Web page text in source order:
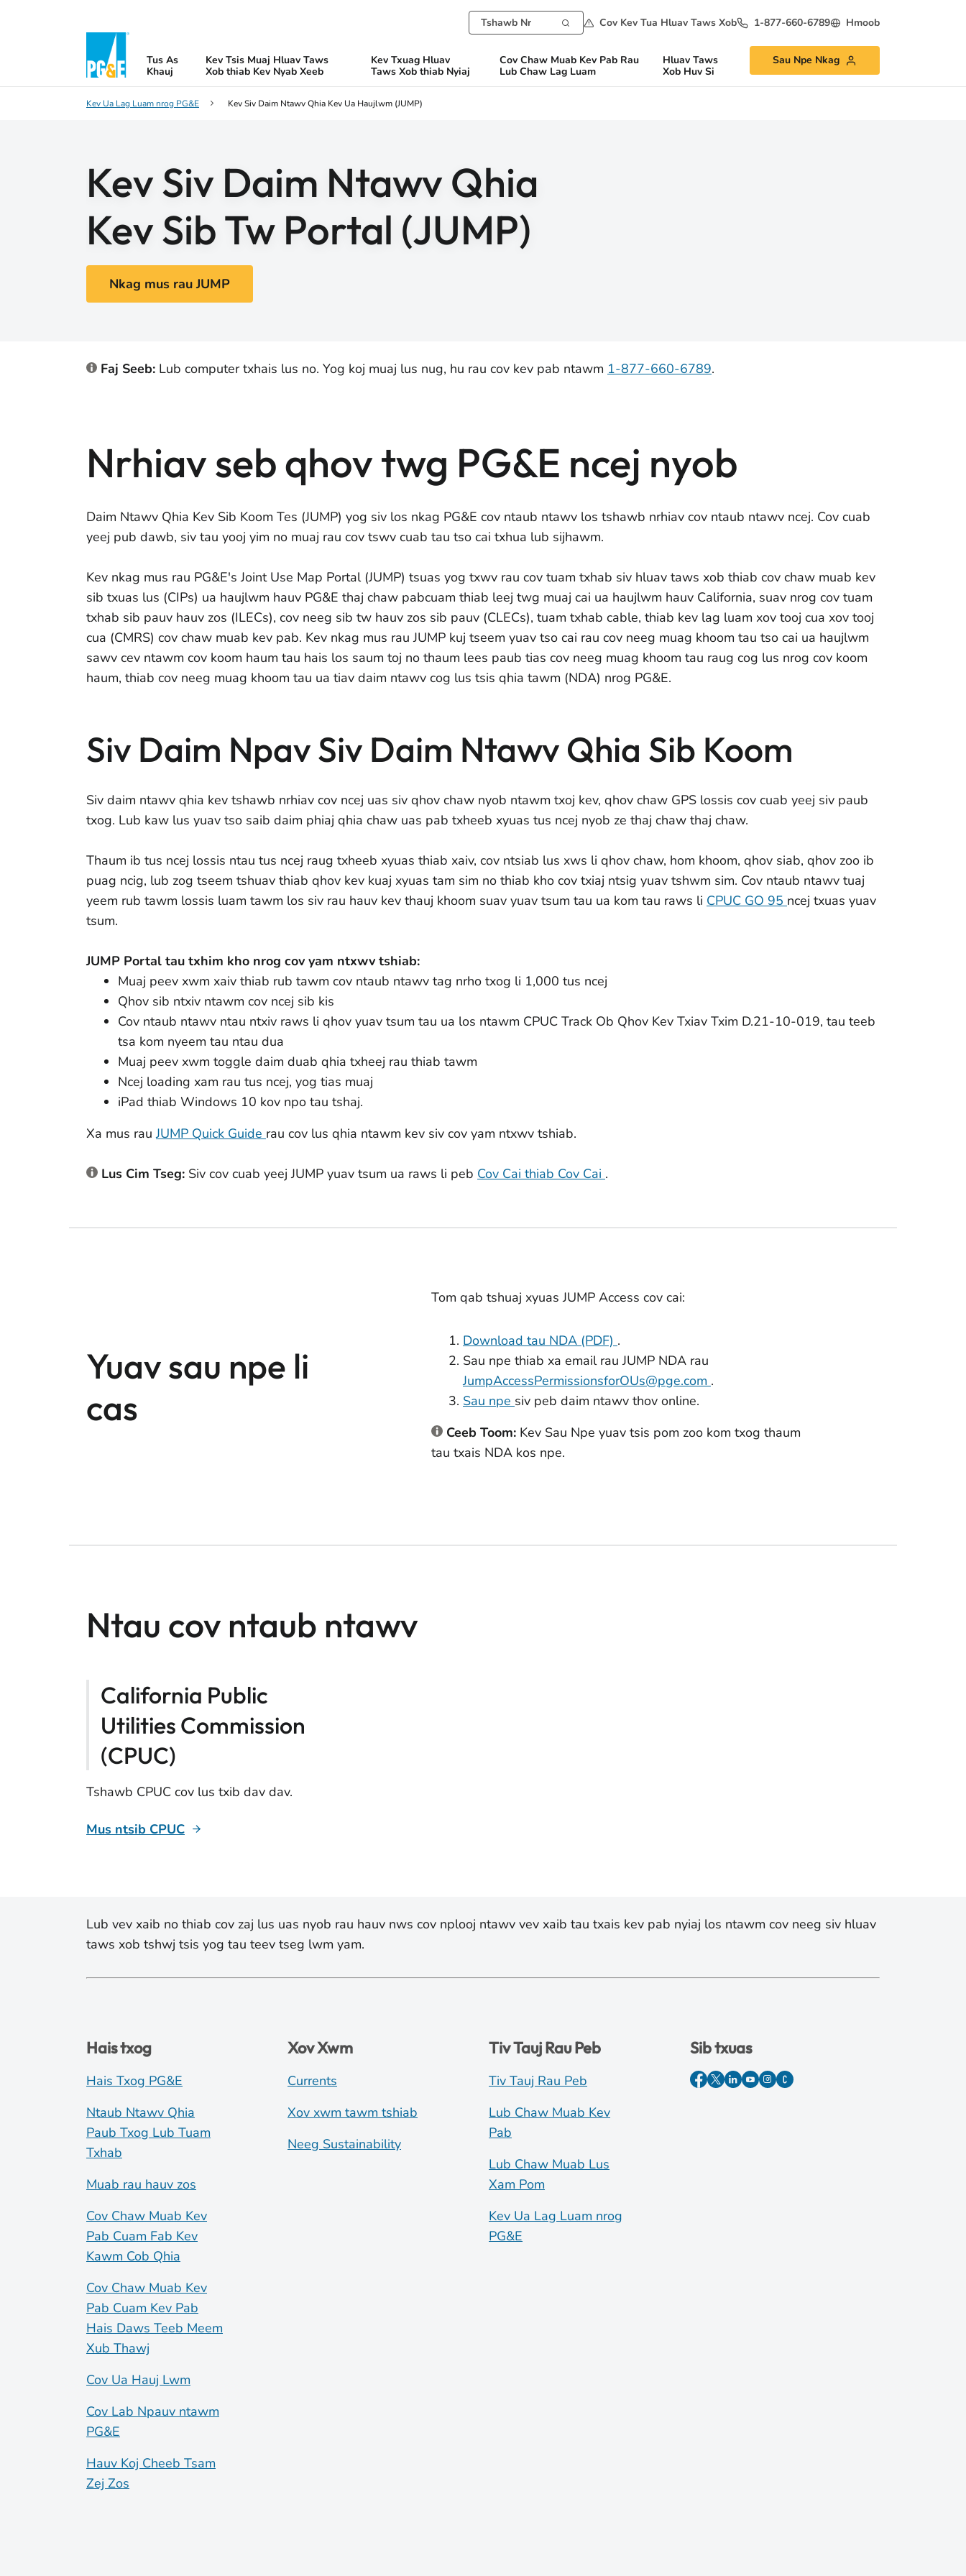
Cov Kev Tua Hluav Taws Xob 1-877-660-6789 Hmoob
Tus As
Khauj
Kev Tsis Muaj Hluav Taws
Xob thiab Kev Nyab Xeeb
Kev Txuag Hluav
Taws Xob thiab Nyiaj
Cov Chaw Muab Kev Pab Rau
Lub Chaw Lag Luam
Hluav Taws
Xob Huv Si
Sau Npe Nkag
Kev Ua Lag Luam nrog PG&E Kev Siv Daim Ntawv Qhia Kev Ua Haujlwm (JUMP)
Kev Siv Daim Ntawv Qhia
Kev Sib Tw Portal (JUMP)
Nkag mus rau JUMP
Faj Seeb: Lub computer txhais lus no. Yog koj muaj lus nug, hu rau cov kev pab ntawm 1-877-660-6789.
Nrhiav seb qhov twg PG&E ncej nyob
Daim Ntawv Qhia Kev Sib Koom Tes (JUMP) yog siv los nkag PG&E cov ntaub ntawv los tshawb nrhiav cov ntaub ntawv ncej. Cov cuab
yeej pub dawb, siv tau yooj yim no muaj rau cov tswv cuab tau tso cai txhua lub sijhawm.
Kev nkag mus rau PG&E's Joint Use Map Portal (JUMP) tsuas yog txwv rau cov tuam txhab siv hluav taws xob thiab cov chaw muab kev
sib txuas lus (CIPs) ua haujlwm hauv PG&E thaj chaw pabcuam thiab leej twg muaj cai ua haujlwm hauv California, suav nrog cov tuam
txhab sib pauv hauv zos (ILECs), cov neeg sib tw hauv zos sib pauv (CLECs), tuam txhab cable, thiab kev lag luam xov tooj cua xov tooj
cua (CMRS) cov chaw muab kev pab. Kev nkag mus rau JUMP kuj tseem yuav tso cai rau cov neeg muag khoom tau tso cai ua haujlwm
sawv cev ntawm cov koom haum tau hais los saum toj no thaum lees paub tias cov neeg muag khoom tau raug cog lus nrog cov koom
haum, thiab cov neeg muag khoom tau ua tiav daim ntawv cog lus tsis qhia tawm (NDA) nrog PG&E.
Siv Daim Npav Siv Daim Ntawv Qhia Sib Koom
Siv daim ntawv qhia kev tshawb nrhiav cov ncej uas siv qhov chaw nyob ntawm txoj kev, qhov chaw GPS lossis cov cuab yeej siv paub
txog. Lub kaw lus yuav tso saib daim phiaj qhia chaw uas pab txheeb xyuas tus ncej nyob ze thaj chaw thaj chaw.
Thaum ib tus ncej lossis ntau tus ncej raug txheeb xyuas thiab xaiv, cov ntsiab lus xws li qhov chaw, hom khoom, qhov siab, qhov zoo ib
puag ncig, lub zog tseem tshuav thiab qhov kev kuaj xyuas tam sim no thiab kho cov txiaj ntsig yuav tshwm sim. Cov ntaub ntawv tuaj
yeem rub tawm lossis luam tawm los siv rau hauv kev thauj khoom suav yuav tsum tau ua kom tau raws li CPUC GO 95 ncej txuas yuav
tsum.
JUMP Portal tau txhim kho nrog cov yam ntxwv tshiab:
Muaj peev xwm xaiv thiab rub tawm cov ntaub ntawv tag nrho txog li 1,000 tus ncej
Qhov sib ntxiv ntawm cov ncej sib kis
Cov ntaub ntawv ntau ntxiv raws li qhov yuav tsum tau ua los ntawm CPUC Track Ob Qhov Kev Txiav Txim D.21-10-019, tau teeb
tsa kom nyeem tau ntau dua
Muaj peev xwm toggle daim duab qhia txheej rau thiab tawm
Ncej loading xam rau tus ncej, yog tias muaj
iPad thiab Windows 10 kov npo tau tshaj.
Xa mus rauJUMP Quick Guide rau cov lus qhia ntawm kev siv cov yam ntxwv tshiab.
Lus Cim Tseg: Siv cov cuab yeej JUMP yuav tsum ua raws li peb Cov Cai thiab Cov Cai .
Yuav sau npe li
cas
Tom qab tshuaj xyuas JUMP Access cov cai:
Download tau NDA (PDF) .
Sau npe thiab xa email rau JUMP NDA rau
JumpAccessPermissionsforOUs@pge.com .
Sau npe siv peb daim ntawv thov online.
Ceeb Toom: Kev Sau Npe yuav tsis pom zoo kom txog thaum
tau txais NDA kos npe.
Ntau cov ntaub ntawv
California Public
Utilities Commission
(CPUC)
Tshawb CPUC cov lus txib dav dav.
Mus ntsib CPUC
Lub vev xaib no thiab cov zaj lus uas nyob rau hauv nws cov nplooj ntawv vev xaib tau txais kev pab nyiaj los ntawm cov neeg siv hluav
taws xob tshwj tsis yog tau teev tseg lwm yam.
Hais txog
Hais Txog PG&E
Ntaub Ntawv Qhia
Paub Txog Lub Tuam
Txhab
Muab rau hauv zos
Cov Chaw Muab Kev
Pab Cuam Fab Kev
Kawm Cob Qhia
Cov Chaw Muab Kev
Pab Cuam Kev Pab
Hais Daws Teeb Meem
Xub Thawj
Cov Ua Hauj Lwm
Cov Lab Npauv ntawm
PG&E
Hauv Koj Cheeb Tsam
Zej Zos
Xov Xwm
Currents
Xov xwm tawm tshiab
Neeg Sustainability
Tiv Tauj Rau Peb
Tiv Tauj Rau Peb
Lub Chaw Muab Kev
Pab
Lub Chaw Muab Lus
Xam Pom
Kev Ua Lag Luam nrog
PG&E
Sib txuas